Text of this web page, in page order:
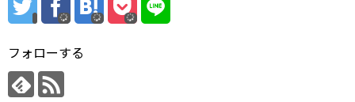
フォローする